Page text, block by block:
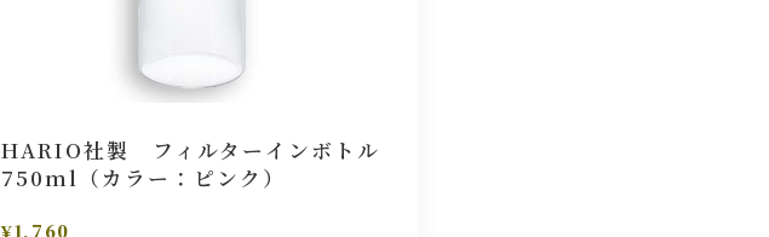
HARIO社製 フィルターインボトル
750ml（カラー：ピンク）
¥1,760